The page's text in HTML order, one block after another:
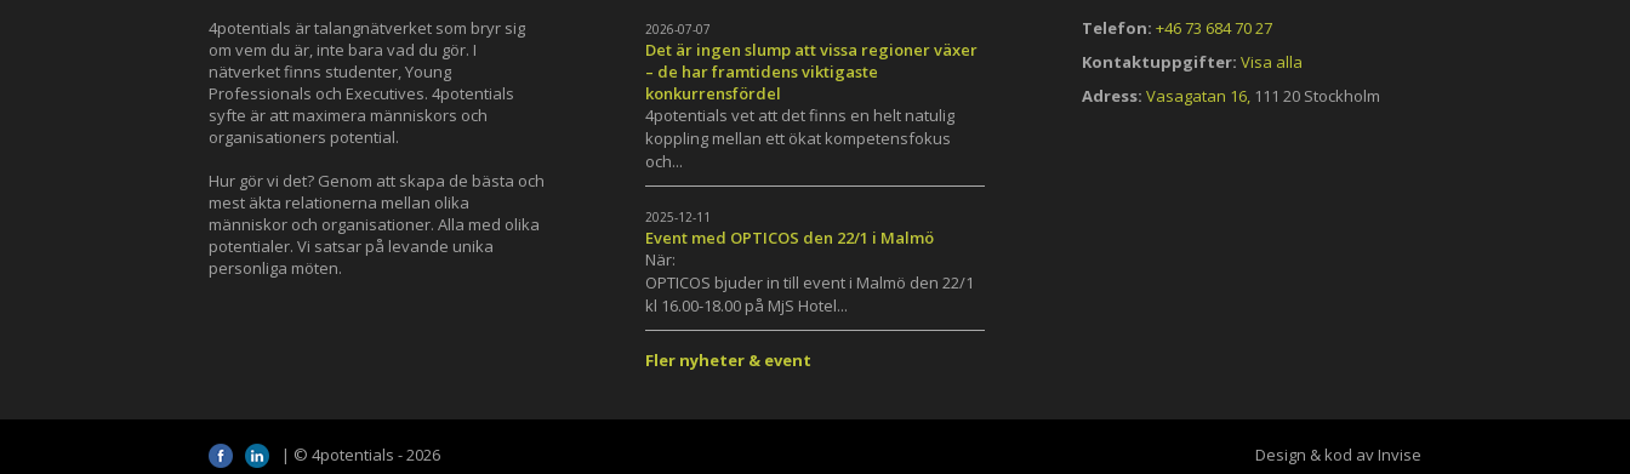
4potentials är talangnätverket som bryr sig
om vem du är, inte bara vad du gör. I
nätverket finns studenter, Young
Professionals och Executives. 4potentials
syfte är att maximera människors och
organisationers potential.
Hur gör vi det? Genom att skapa de bästa och
mest äkta relationerna mellan olika
människor och organisationer. Alla med olika
potentialer. Vi satsar på levande unika
personliga möten.
2026-07-07
Det är ingen slump att vissa regioner växer
– de har framtidens viktigaste
konkurrensfördel
4potentials vet att det finns en helt natulig
koppling mellan ett ökat kompetensfokus
och...
2025-12-11
Event med OPTICOS den 22/1 i Malmö
När:
OPTICOS bjuder in till event i Malmö den 22/1
kl 16.00-18.00 på MjS Hotel...
Fler nyheter & event
Telefon: +46 73 684 70 27
Kontaktuppgifter: Visa alla
Adress: Vasagatan 16, 111 20 Stockholm
| © 4potentials - 2026 Design & kod av Invise